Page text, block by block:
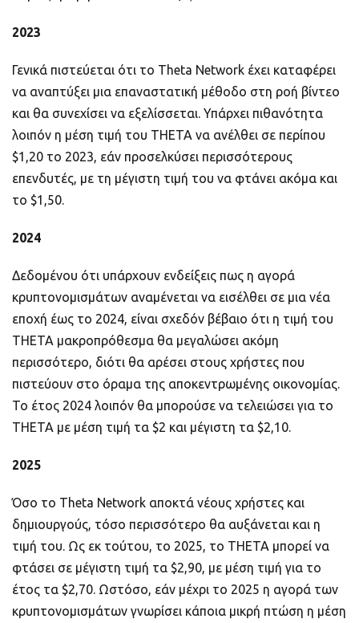
2023
Γενικά πιστεύεται ότι το Theta Network έχει καταφέρει
να αναπτύξει μια επαναστατική μέθοδο στη ροή βίντεο
και θα συνεχίσει να εξελίσσεται. Υπάρχει πιθανότητα
λοιπόν η μέση τιμή του THETA να ανέλθει σε περίπου
$1,20 το 2023, εάν προσελκύσει περισσότερους
επενδυτές, με τη μέγιστη τιμή του να φτάνει ακόμα και
το $1,50.
2024
Δεδομένου ότι υπάρχουν ενδείξεις πως η αγορά
κρυπτονομισμάτων αναμένεται να εισέλθει σε μια νέα
εποχή έως το 2024, είναι σχεδόν βέβαιο ότι η τιμή του
THETA μακροπρόθεσμα θα μεγαλώσει ακόμη
περισσότερο, διότι θα αρέσει στους χρήστες που
πιστεύουν στο όραμα της αποκεντρωμένης οικονομίας.
Το έτος 2024 λοιπόν θα μπορούσε να τελειώσει για το
THETA με μέση τιμή τα $2 και μέγιστη τα $2,10.
2025
Όσο το Theta Network αποκτά νέους χρήστες και
δημιουργούς, τόσο περισσότερο θα αυξάνεται και η
τιμή του. Ως εκ τούτου, το 2025, το THETA μπορεί να
φτάσει σε μέγιστη τιμή τα $2,90, με μέση τιμή για το
έτος τα $2,70. Ωστόσο, εάν μέχρι το 2025 η αγορά των
κρυπτονομισμάτων γνωρίσει κάποια μικρή πτώση η μέση